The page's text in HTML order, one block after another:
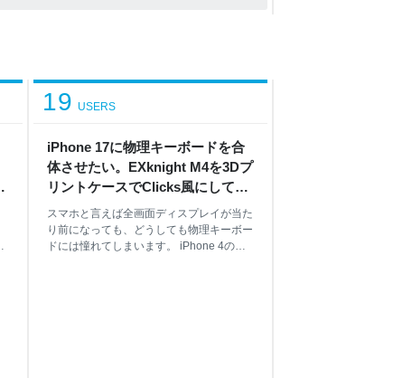
iPhone 17に物理キーボードを合
体させたい。EXknight M4を3Dプ
リントケースでClicks風にしてみ
た。 - 趣味と物欲
19 USERS
スマホと言えば全画面ディスプレイが当た
り前になっても、どうしても物理キーボー
ドには憧れてしまいます。 iPhone 4の頃